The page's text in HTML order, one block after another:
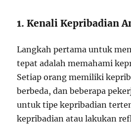
1. Kenali Kepribadian
Langkah pertama untuk
tepat adalah memahami
Setiap orang memiliki
berbeda, dan beberapa
untuk tipe kepribadian
kepribadian atau lakukan